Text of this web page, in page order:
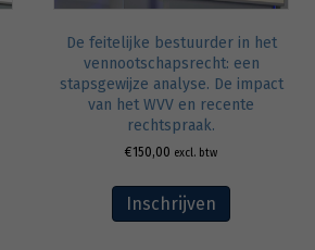
De feitelijke bestuurder in het
vennootschapsrecht: een
stapsgewijze analyse. De impact
van het WVV en recente
rechtspraak.
€150,00 excl. btw
Inschrijven